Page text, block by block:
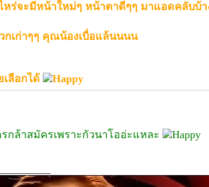
หร่จะมีหน้าใหม่ๆ หน้าตาดีๆๆ มาแอดคลับบ้
กเก่าๆๆ คุณน้องเบื่อแล้นนนน
เลือกได้
กล้าสมัครเพราะกัวนาโออ่ะแหละ